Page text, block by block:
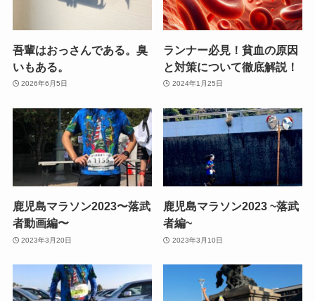
吾輩はおっさんである。臭
いもある。
2026年6月5日
ランナー必見！貧血の原因
と対策について徹底解説！
2024年1月25日
鹿児島マラソン2023〜落武
者動画編〜
2023年3月20日
鹿児島マラソン2023 ~落武
者編~
2023年3月10日